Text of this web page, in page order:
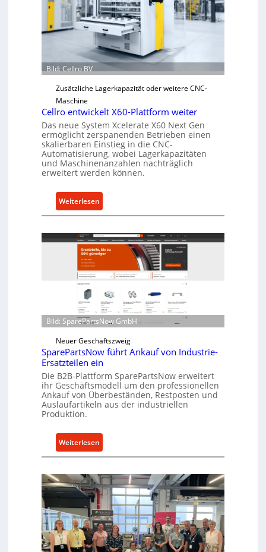
c
h
e
Ü
r
a
s
t
s
c
u
t
z
ü
r
i
r
e
k
t
e
A
n
t
e
b
Bild: Cellro BV
Zusätzliche Lagerkapazität oder weitere CNC-
Maschine
Cellro entwickelt X60-Plattform weiter
Das neue System Xcelerate X60 Next Gen
ermöglicht zerspanenden Betrieben einen
skalierbaren Einstieg in die CNC-
Automatisierung, wobei Lagerkapazitäten
und Maschinenanzahlen nachträglich
erweitert werden können.
Weiterlesen:
C
l
l
n
t
w
i
c
k
e
l
t
0
-
l
a
t
t
f
o
Bild: SparePartsNow GmbH
Neuer Geschäftszweig
SparePartsNow führt Ankauf von Industrie-
Ersatzteilen ein
Die B2B-Plattform SparePartsNow erweitert
ihr Geschäftsmodell um den professionellen
Ankauf von Überbeständen, Restposten und
Auslaufartikeln aus der industriellen
Produktion.
Weiterlesen:
S
a
r
e
P
a
r